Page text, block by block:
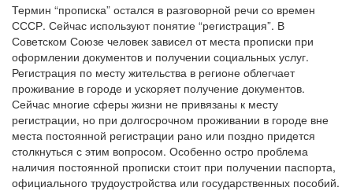
Термин “прописка” остался в разговорной речи со времен
СССР. Сейчас используют понятие “регистрация”. В
Советском Союзе человек зависел от места прописки при
оформлении документов и получении социальных услуг.
Регистрация по месту жительства в регионе облегчает
проживание в городе и ускоряет получение документов.
Сейчас многие сферы жизни не привязаны к месту
регистрации, но при долгосрочном проживании в городе вне
места постоянной регистрации рано или поздно придется
столкнуться с этим вопросом. Особенно остро проблема
наличия постоянной прописки стоит при получении паспорта,
официального трудоустройства или государственных пособий.